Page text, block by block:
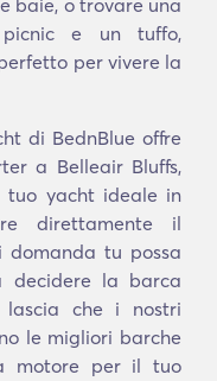
baie, o trovare una
e un tuffo,
per vivere la
di BednBlue offre
a Belleair Bluffs,
tuo yacht ideale in
direttamente il
domanda tu possa
decidere la barca
che i nostri
le migliori barche
motore per il tuo